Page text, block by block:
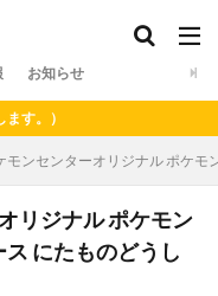
お知らせ
）
モンセンターオリジナル ポケ
リジナル ポケモン
にたものどうし